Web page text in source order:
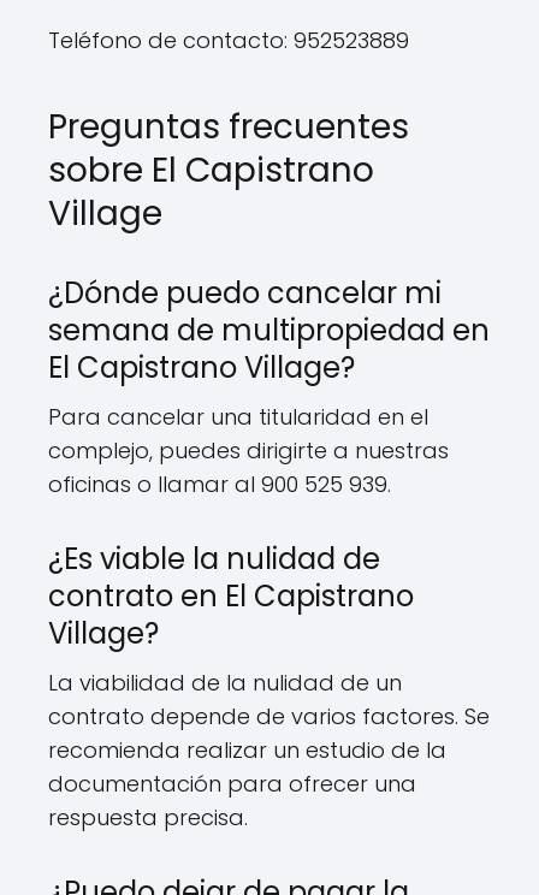
Teléfono de contacto: 952523889
Preguntas frecuentes
sobre El Capistrano
Village
¿Dónde puedo cancelar mi
semana de multipropiedad en
El Capistrano Village?
Para cancelar una titularidad en el
complejo, puedes dirigirte a nuestras
oficinas o llamar al 900 525 939.
¿Es viable la nulidad de
contrato en El Capistrano
Village?
La viabilidad de la nulidad de un
contrato depende de varios factores. Se
recomienda realizar un estudio de la
documentación para ofrecer una
respuesta precisa.